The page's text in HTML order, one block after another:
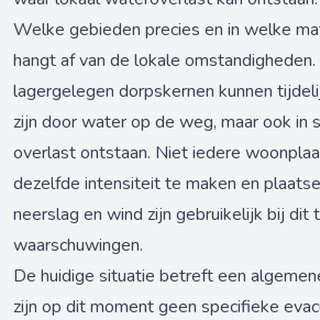
Welke gebieden precies en in welke
hangt af van de lokale
lagergelegen dorpskernen kunnen
zijn door water op de weg, maar ook in
overlast ontstaan. Niet iedere
dezelfde intensiteit te maken en
neerslag en wind zijn gebruikelijk bij dit
waarschuwingen.
De huidige situatie betreft een
zijn op dit moment geen specifieke